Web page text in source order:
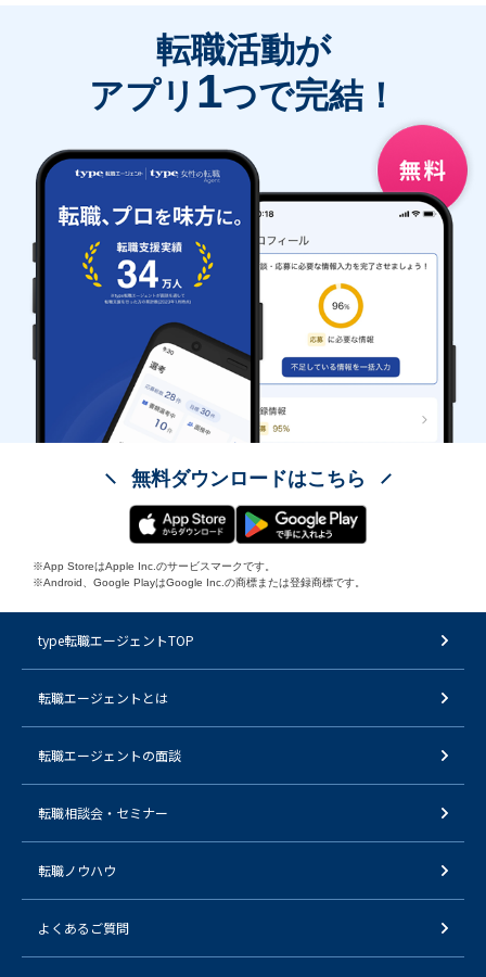
転職活動が
アプリ 1つで完結！
無料ダウンロードはこちら
※App StoreはApple Inc.のサービスマークです。
※Android、Google PlayはGoogle Inc.の商標または登録商標です。
type転職エージェントTOP
転職エージェントとは
転職エージェントの面談
転職相談会・セミナー
転職ノウハウ
よくあるご質問